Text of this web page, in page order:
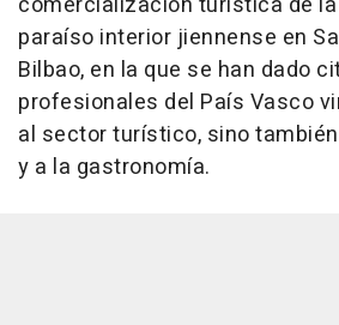
paraíso interior jiennense en
Bilbao, en la que se han dado
profesionales del País Vasco
al sector turístico, sino
y a la gastronomía.